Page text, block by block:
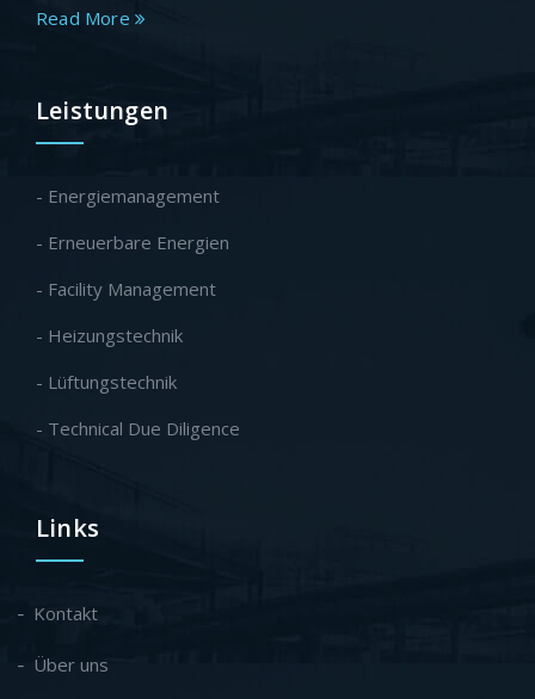
Read More
Leistungen
- Energiemanagement
- Erneuerbare Energien
- Facility Management
- Heizungstechnik
- Lüftungstechnik
- Technical Due Diligence
Links
Kontakt
Über uns